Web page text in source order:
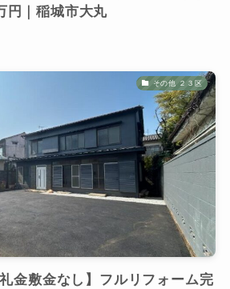
円｜稲城市大丸
その他 ２３区
金敷金なし】フルリフォーム完